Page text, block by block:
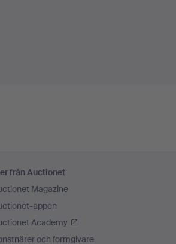
från Auctionet
Magazine
appen
Academy
och formgivare